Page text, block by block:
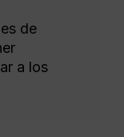
de
a los